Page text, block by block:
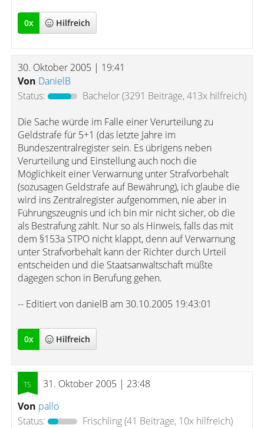
0x Hilfreich
30. Oktober 2005 | 19:41
Von DanielB
Status:
Bachelor(3291 Beiträge, 413x hilfreich)
Die Sache würde im Falle einer Verurteilung zu
Geldstrafe für 5+1 (das letzte Jahre im
Bundeszentralregister sein. Es übrigens neben
Verurteilung und Einstellung auch noch die
Möglichkeit einer Verwarnung unter Strafvorbehalt
(sozusagen Geldstrafe auf Bewährung), ich glaube die
wird ins Zentralregister aufgenommen, nie aber in
Führungszeugnis und ich bin mir nicht sicher, ob die
als Bestrafung zählt. Nur so als Hinweis, falls das mit
dem §153a STPO nicht klappt, denn auf Verwarnung
unter Strafvorbehalt kann der Richter durch Urteil
entscheiden und die Staatsanwaltschaft müßte
dagegen schon in Berufung gehen.
-- Editiert von danielB am 30.10.2005 19:43:01
0x Hilfreich
31. Oktober 2005 | 23:48
Von pallo
Status:
Frischling(41 Beiträge, 10x hilfreich)